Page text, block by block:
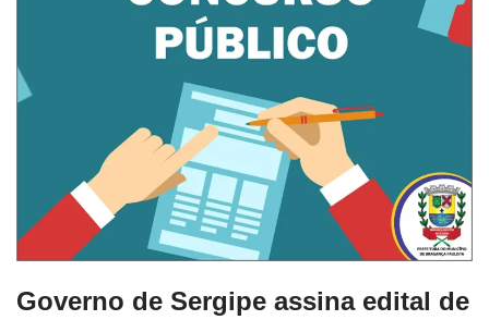
Governo de Sergipe assina edital de